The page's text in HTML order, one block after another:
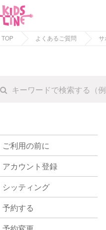
TOP よくあるご質問 サ
ご利用の前に
アカウント登録
シッティング
予約する